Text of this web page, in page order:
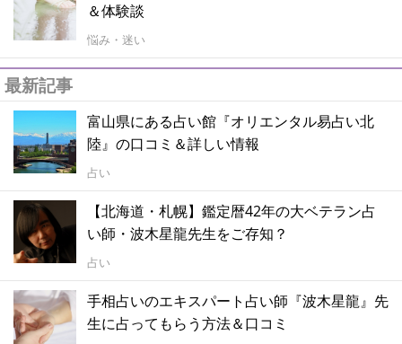
＆体験談
悩み・迷い
最新記事
富山県にある占い館『オリエンタル易占い北
陸』の口コミ＆詳しい情報
占い
【北海道・札幌】鑑定暦42年の大ベテラン占
い師・波木星龍先生をご存知？
占い
手相占いのエキスパート占い師『波木星龍』先
生に占ってもらう方法＆口コミ